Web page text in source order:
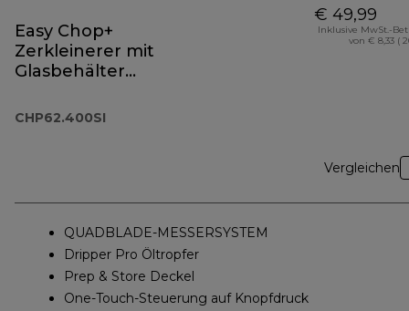
Easy Chop+
Zerkleinerer mit
Glasbehälter
CHP62.400SI
€ 49,99
Inklusive MwSt.-
von € 8,33 (
Vergleichen
QUADBLADE-MESSERSYSTEM
Dripper Pro Öltropfer
Prep & Store Deckel
One-Touch-Steuerung auf Knopfdruck